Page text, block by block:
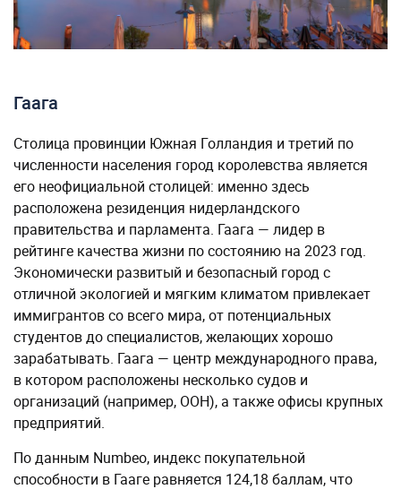
Гаага
Столица провинции Южная Голландия и третий по
численности населения город королевства является
его неофициальной столицей: именно здесь
расположена резиденция нидерландского
правительства и парламента. Гаага — лидер в
рейтинге качества жизни по состоянию на 2023 год.
Экономически развитый и безопасный город с
отличной экологией и мягким климатом привлекает
иммигрантов со всего мира, от потенциальных
студентов до специалистов, желающих хорошо
зарабатывать. Гаага — центр международного права,
в котором расположены несколько судов и
организаций (например, ООН), а также офисы крупных
предприятий.
По данным Numbeo, индекс покупательной
способности в Гааге равняется 124,18 баллам, что